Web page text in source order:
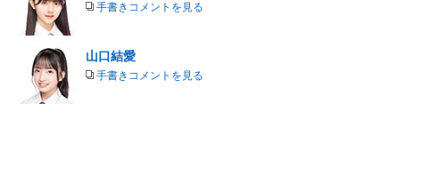
手書きコメントを見る
山口結愛
手書きコメントを見る